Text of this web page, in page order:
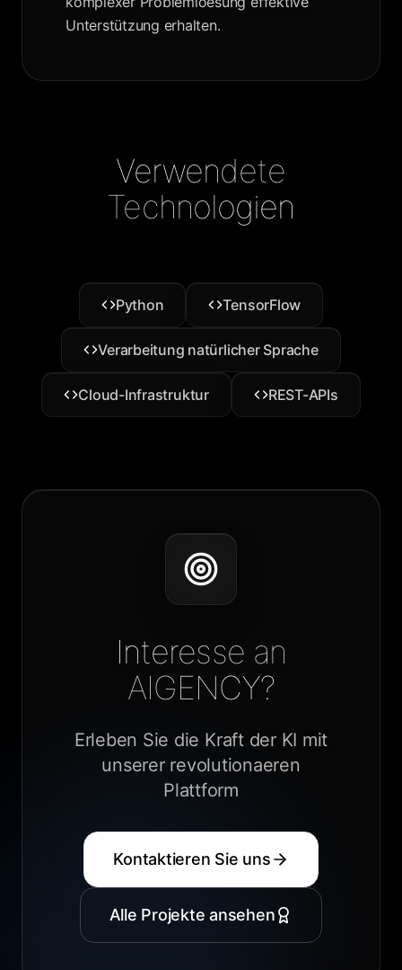
Unterstützung erhalten.
Verwendete
Technologien
Python TensorFlow
Verarbeitung natürlicher Sprache
Cloud-Infrastruktur REST-APIs
Interesse an
AIGENCY?
Erleben Sie die Kraft der KI mit
unserer revolutionaeren
Plattform
Kontaktieren Sie uns
Alle Projekte ansehen